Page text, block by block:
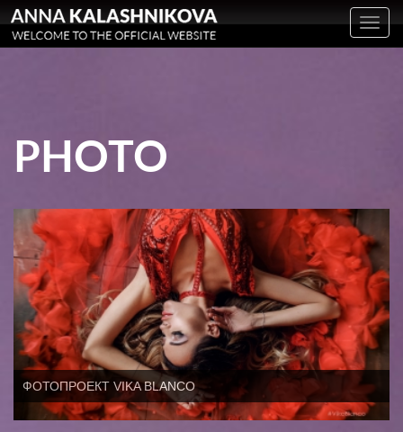
PHOTO
ФОТОПРОЕКТ VIKA BLANCO